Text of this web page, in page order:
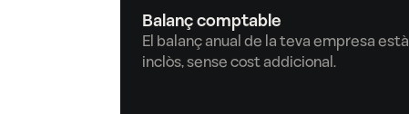
Balanç comptable
El balanç anual de la teva empresa està
inclòs, sense cost addicional.